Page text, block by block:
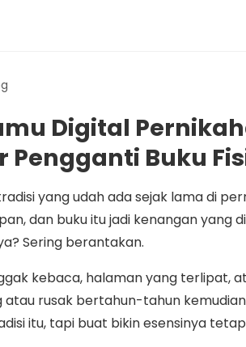
Digital
Pengganti Buku
yang udah ada sejak lama di
dan buku itu jadi kenangan yang
Sering berantakan.
kebaca, halaman yang terlipat,
atau rusak bertahun-tahun
itu, tapi buat bikin esensinya